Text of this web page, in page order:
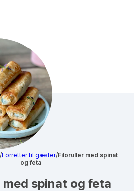
/Forretter til gæster/Filoruller med spinat
og feta
med spinat og feta